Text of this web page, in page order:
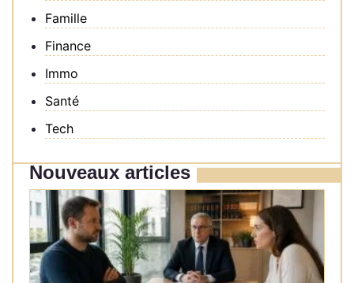
Famille
Finance
Immo
Santé
Tech
Nouveaux articles